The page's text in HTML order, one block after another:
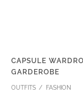
CAPSULE
GARDEROBE
OUTFITS FASHION